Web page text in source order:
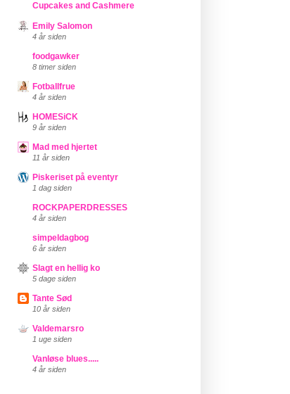
Cupcakes and Cashmere
Emily Salomon
4 år siden
foodgawker
8 timer siden
Fotballfrue
4 år siden
HOMESiCK
9 år siden
Mad med hjertet
11 år siden
Piskeriset på eventyr
1 dag siden
ROCKPAPERDRESSES
4 år siden
simpeldagbog
6 år siden
Slagt en hellig ko
5 dage siden
Tante Sød
10 år siden
Valdemarsro
1 uge siden
Vanløse blues.....
4 år siden